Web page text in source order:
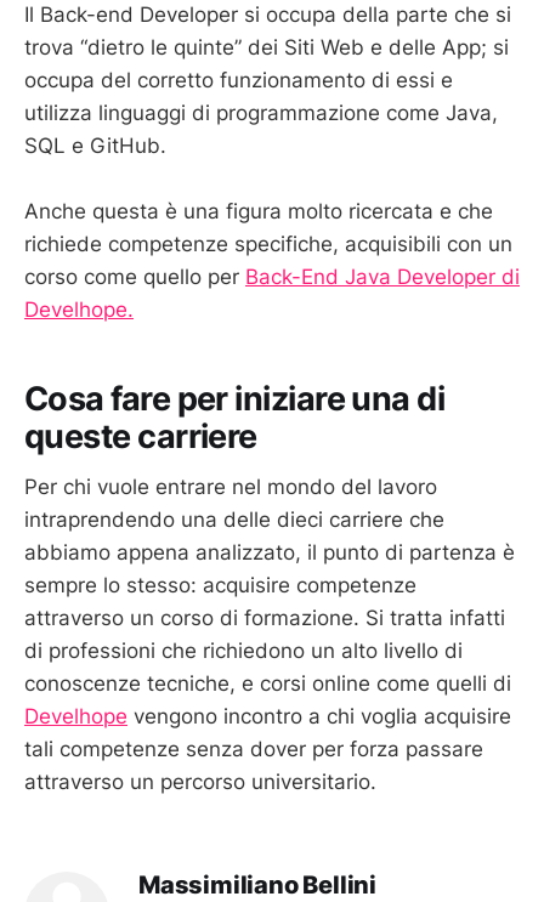
Il Back-end Developer si occupa della parte che si
trova “dietro le quinte” dei Siti Web e delle App; si
occupa del corretto funzionamento di essi e
utilizza linguaggi di programmazione come Java,
SQL e GitHub.
Anche questa è una figura molto ricercata e che
richiede competenze specifiche, acquisibili con un
corso come quello per Back-End Java Developer di
Develhope.
Cosa fare per iniziare una di
queste carriere
Per chi vuole entrare nel mondo del lavoro
intraprendendo una delle dieci carriere che
abbiamo appena analizzato, il punto di partenza è
sempre lo stesso: acquisire competenze
attraverso un corso di formazione. Si tratta infatti
di professioni che richiedono un alto livello di
conoscenze tecniche, e corsi online come quelli di
Develhope vengono incontro a chi voglia acquisire
tali competenze senza dover per forza passare
attraverso un percorso universitario.
Massimiliano Bellini